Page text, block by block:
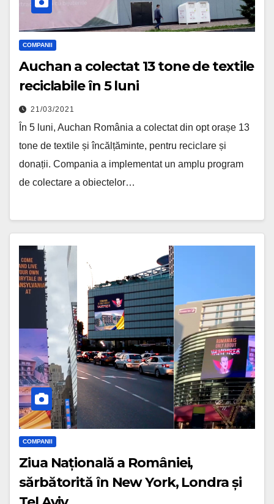
COMPANII
Auchan a colectat 13 tone de textile
reciclabile în 5 luni
21/03/2021
În 5 luni, Auchan România a colectat din opt orașe 13
tone de textile și încălțăminte, pentru reciclare și
donații. Compania a implementat un amplu program
de colectare a obiectelor…
COMPANII
Ziua Națională a României,
sărbătorită în New York, Londra și